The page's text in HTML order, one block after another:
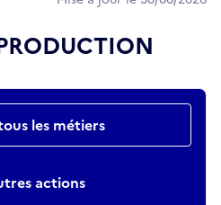
les métiers
actions